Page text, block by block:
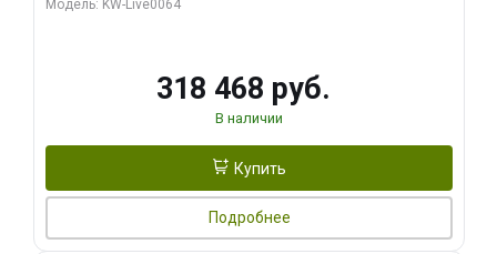
Модель: KW-Live0064
318 468 руб.
В наличии
Купить
Подробнее